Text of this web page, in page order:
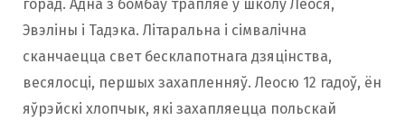
горад. Адна з бомбаў трапляе ў школу Леося,
Эвэліны і Тадэка. Літаральна і сімвалічна
сканчаецца свет бесклапотнага дзяцінства,
весялосці, першых захапленняў. Леосю 12 гадоў, ён
яўрэйскі хлопчык, які захапляецца польскай